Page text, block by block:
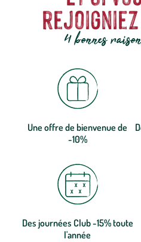
4 bonnes
Une offre de bienvenue de
-10%
Des journées Club -15% toute
l'année